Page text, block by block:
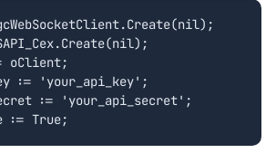
oClient;
:= 'your_api_key';
:= 'your_api_secret';
:= True;